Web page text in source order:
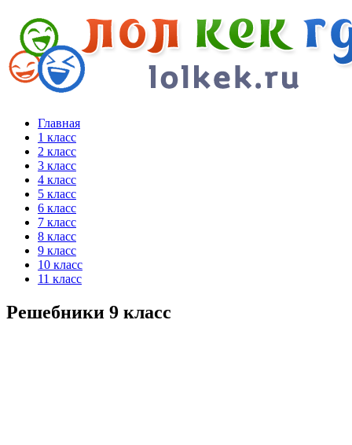
Главная
1 класс
2 класс
3 класс
4 класс
5 класс
6 класс
7 класс
8 класс
9 класс
10 класс
11 класс
Решебники 9 класс